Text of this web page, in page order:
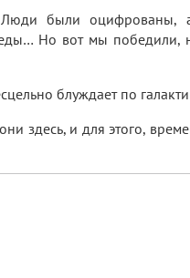
были оцифрованы,
Но вот мы
блуждает по
здесь, и для этого,